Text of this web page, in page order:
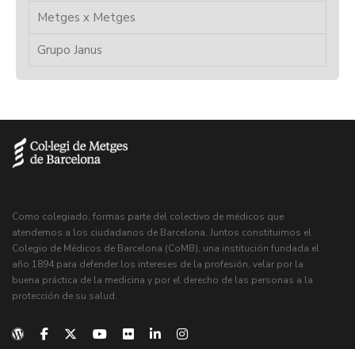
Metges x Metges
Grupo Janus
Como colegiado, formas parte del colectivo de médicos que
atendemos a los ciudadanos de Barcelona. Juntos constituimos el
Colegio de Médicos de Barcelona (CoMB), una institución fundada el
año 1894 para defender los intereses de la profesión, velar por la
buena práctica de la medicina y por el derecho de las personas a la
protección de su salud.